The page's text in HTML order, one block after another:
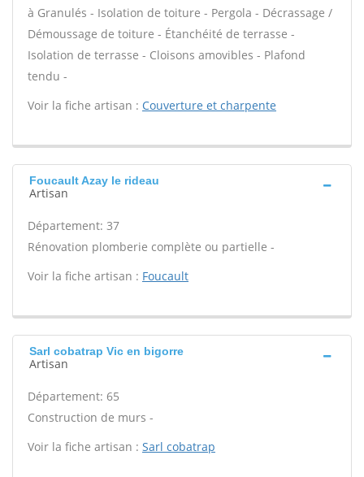
à Granulés - Isolation de toiture - Pergola - Décrassage /
Démoussage de toiture - Étanchéité de terrasse -
Isolation de terrasse - Cloisons amovibles - Plafond
tendu -
Voir la fiche artisan : Couverture et charpente
Foucault Azay le rideau
Artisan
Département: 37
Rénovation plomberie complète ou partielle -
Voir la fiche artisan : Foucault
Sarl cobatrap Vic en bigorre
Artisan
Département: 65
Construction de murs -
Voir la fiche artisan : Sarl cobatrap